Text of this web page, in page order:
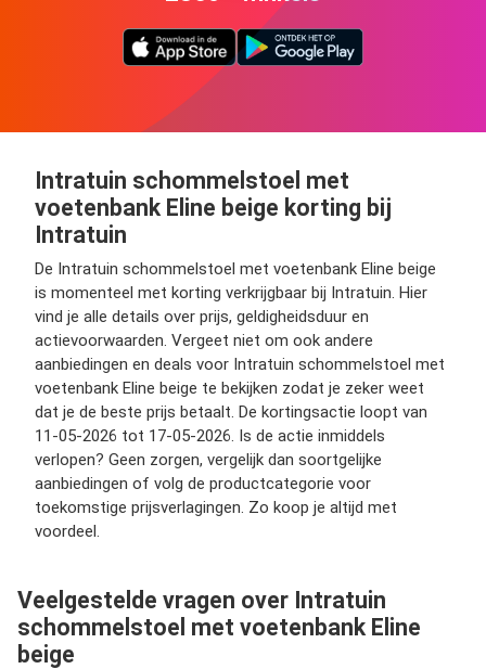
Intratuin schommelstoel met
voetenbank Eline beige korting bij
Intratuin
De Intratuin schommelstoel met voetenbank Eline beige
is momenteel met korting verkrijgbaar bij Intratuin. Hier
vind je alle details over prijs, geldigheidsduur en
actievoorwaarden. Vergeet niet om ook andere
aanbiedingen en deals voor Intratuin schommelstoel met
voetenbank Eline beige te bekijken zodat je zeker weet
dat je de beste prijs betaalt. De kortingsactie loopt van
11-05-2026 tot 17-05-2026. Is de actie inmiddels
verlopen? Geen zorgen, vergelijk dan soortgelijke
aanbiedingen of volg de productcategorie voor
toekomstige prijsverlagingen. Zo koop je altijd met
voordeel.
Veelgestelde vragen over Intratuin
schommelstoel met voetenbank Eline
beige